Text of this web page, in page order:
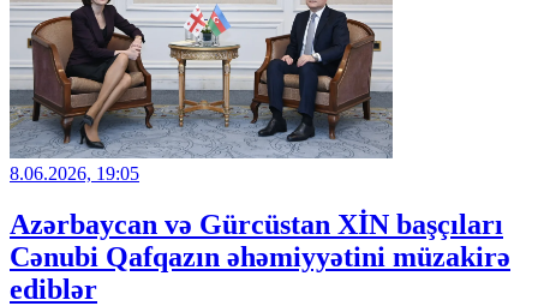
8.06.2026, 19:05
Azərbaycan və Gürcüstan XİN başçıları
Cənubi Qafqazın əhəmiyyətini müzakirə
ediblər